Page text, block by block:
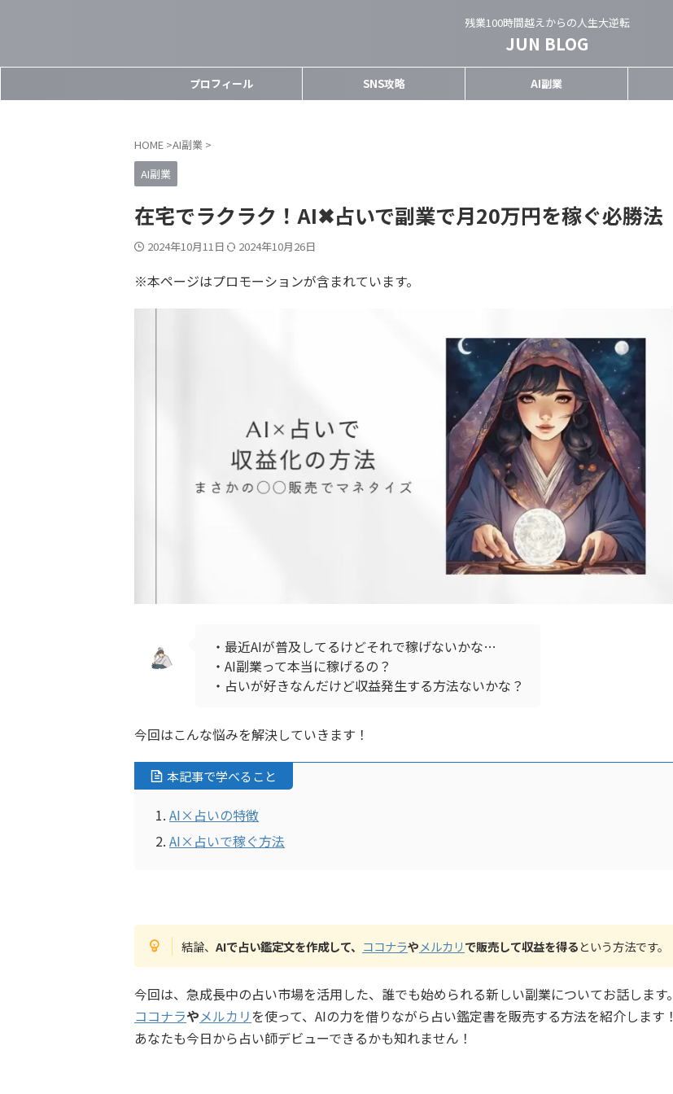
残業100時間越えからの人生大逆転
JUN BLOG
プロフィール SNS攻略 AI副業
HOME >AI副業 >
AI副業
在宅でラクラク！AI✖︎占いで副業で月20万円を稼ぐ必勝法
2024年10月11日 2024年10月26日
※本ページはプロモーションが含まれています。
・最近AIが普及してるけどそれで稼げないかな…
・AI副業って本当に稼げるの？
・占いが好きなんだけど収益発生する方法ないかな？
今回はこんな悩みを解決していきます！
本記事で学べること
AI×占いの特徴
AI×占いで稼ぐ方法
結論、AIで占い鑑定文を作成して、 ココナラやメルカリで販売して収益を得るという方法です。
今回は、急成長中の占い市場を活用した、誰でも始められる新しい副業についてお話します。
ココナラやメルカリを使って、AIの力を借りながら占い鑑定書を販売する方法を紹介します！
あなたも今日から占い師デビューできるかも知れません！